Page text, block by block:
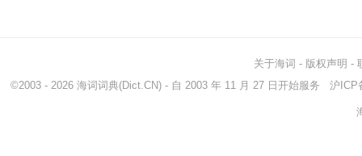
关于海词 - 版权声明 -
©2003 - 2026 海词词典(Dict.CN) - 自 2003 年 11 月 27 日开始服务 沪ICP